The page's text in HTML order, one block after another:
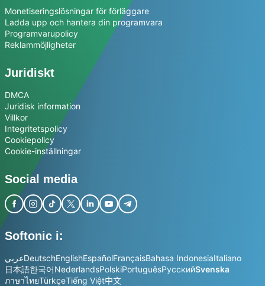
Monetiseringslösningar för förläggare
Ladda upp och hantera din programvara
Programvarupolicy
Reklammöjligheter
Juridiskt
DMCA
Juridisk information
Villkor
Integritetspolicy
Cookiepolicy
Cookie-inställningar
Social media
Softonic i:
عربيDeutschEnglishEspañolFrançaisBahasa IndonesiaItaliano
日本語한국어NederlandsPolskiPortuguêsРусскийSvenska
ภาษาไทยTürkçeTiếng Việt中文